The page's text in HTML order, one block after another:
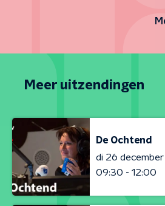
Meer uitzendingen
De Ochtend
di 26
09:30 - 12:00